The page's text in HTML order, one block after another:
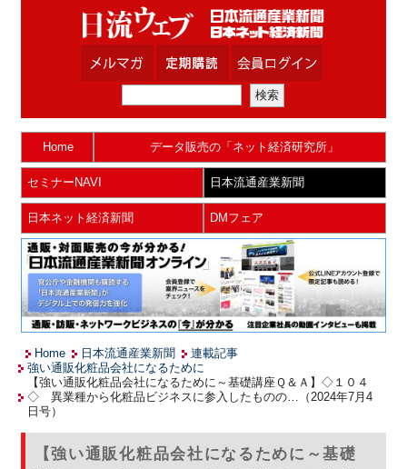
Home データ販売の「ネット経済研究所」
セミナーNAVI 日本流通産業新聞
日本ネット経済新聞 DMフェア
Home 日本流通産業新聞
連載記事
強い通販化粧品会社になるために
【強い通販化粧品会社になるために～基礎講座Ｑ＆Ａ】◇１０４
◇ 異業種から化粧品ビジネスに参入したものの…（2024年7月4
日号）
【強い通販化粧品会社になるために～基礎